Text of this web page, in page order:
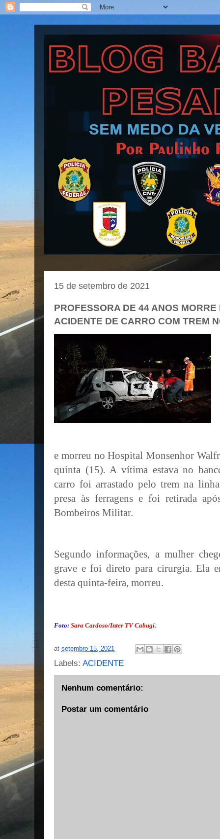
Blog Barra Pesada
15 de setembro de 2021
PROFESSORA DE 44 ANOS
ACIDENTE DE CARRO COM TREM
e morreu no Hospital Monsenhor
quinta (15). A vítima estava no
carro foi arrastado pelo trem na
presa às ferragens e foi retirada
Bombeiros Militar.
Segundo informações, a mulher
grave e foi direto para cirurgia. Ela
desta quinta-feira, morreu.
Foto: Sara Cardoso/Inter TV Cabugi.
at setembro 15, 2021
Labels: ACIDENTE
Nenhum comentário:
Postar um comentário